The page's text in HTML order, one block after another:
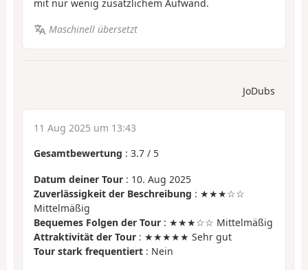
mit nur wenig zusätzlichem Aufwand.
Maschinell übersetzt
JoDubs
11 Aug 2025 um 13:43
Gesamtbewertung : 3.7 / 5
Datum deiner Tour : 10. Aug 2025
Zuverlässigkeit der Beschreibung : ★★★☆☆
Mittelmäßig
Bequemes Folgen der Tour : ★★★☆☆ Mittelmäßig
Attraktivität der Tour : ★★★★★ Sehr gut
Tour stark frequentiert : Nein